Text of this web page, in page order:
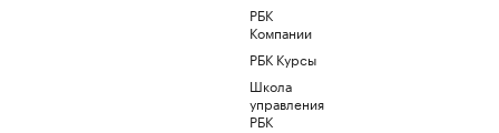
РБК
Компании
РБК Курсы
Школа
управления
РБК